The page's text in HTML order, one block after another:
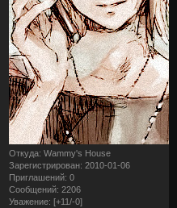
Откуда: Wammy's House
Зарегистрирован: 2010-01-06
Приглашений: 0
Сообщений: 2206
Уважение: [+11/-0]